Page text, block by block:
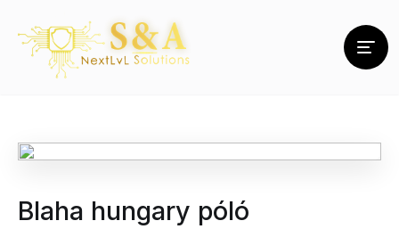
Blaha hungary póló